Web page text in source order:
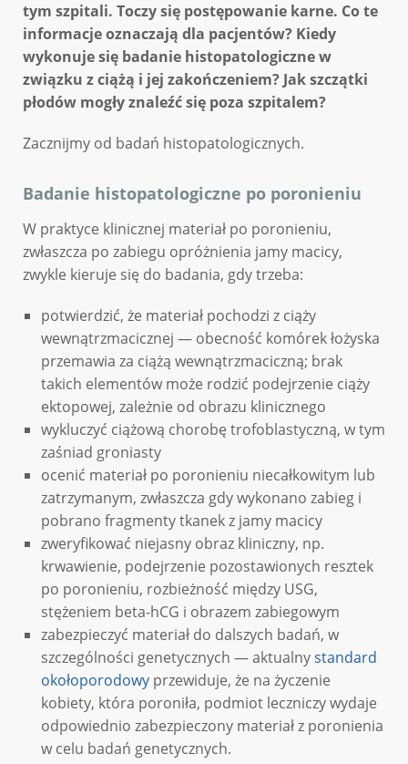
tym szpitali. Toczy się postępowanie karne. Co te
informacje oznaczają dla pacjentów? Kiedy
wykonuje się badanie histopatologiczne w
związku z ciążą i jej zakończeniem? Jak szczątki
płodów mogły znaleźć się poza szpitalem?
Zacznijmy od badań histopatologicznych.
Badanie histopatologiczne po poronieniu
W praktyce klinicznej materiał po poronieniu,
zwłaszcza po zabiegu opróżnienia jamy macicy,
zwykle kieruje się do badania, gdy trzeba:
potwierdzić, że materiał pochodzi z ciąży
wewnątrzmacicznej — obecność komórek łożyska
przemawia za ciążą wewnątrzmaciczną; brak
takich elementów może rodzić podejrzenie ciąży
ektopowej, zależnie od obrazu klinicznego
wykluczyć ciążową chorobę trofoblastyczną, w tym
zaśniad groniasty
ocenić materiał po poronieniu niecałkowitym lub
zatrzymanym, zwłaszcza gdy wykonano zabieg i
pobrano fragmenty tkanek z jamy macicy
zweryfikować niejasny obraz kliniczny, np.
krwawienie, podejrzenie pozostawionych resztek
po poronieniu, rozbieżność między USG,
stężeniem beta-hCG i obrazem zabiegowym
zabezpieczyć materiał do dalszych badań, w
szczególności genetycznych — aktualnystandard
okołoporodowy przewiduje, że na życzenie
kobiety, która poroniła, podmiot leczniczy wydaje
odpowiednio zabezpieczony materiał z poronienia
w celu badań genetycznych.